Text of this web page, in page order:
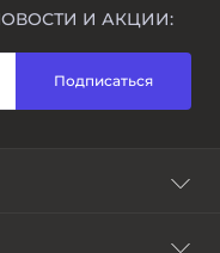
И АКЦИИ:
Подписаться